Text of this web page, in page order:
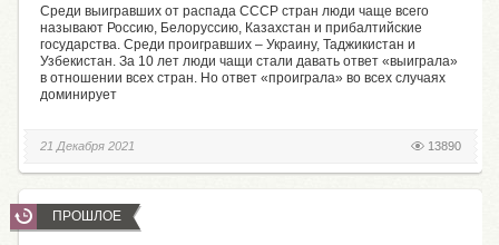
Среди выигравших от распада СССР стран люди чаще всего
называют Россию, Белоруссию, Казахстан и прибалтийские
государства. Среди проигравших – Украину, Таджикистан и
Узбекистан. За 10 лет люди чащи стали давать ответ «выиграла»
в отношении всех стран. Но ответ «проиграла» во всех случаях
доминирует
13890
21 Декабря 2021
ПРОШЛОЕ